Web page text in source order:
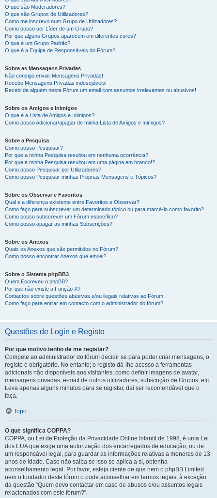
O que são Moderadores?
O que são Grupos de Utilizadores?
Como me inscrevo num Grupo de Utilizadores?
Como posso ser Líder de um Grupo?
Por que alguns Grupos aparecem em diferentes cores?
O que é um Grupo Padrão?
O que é a Equipa de Responsáveis do Fórum?
Sobre as Mensagens Privadas
Não consigo enviar Mensagens Privadas!
Recebo Mensagens Privadas indesejáveis!
Recebi de alguém neste Fórum um email com assuntos irrelevantes ou abusivos!
Sobre os Amigos e Inimigos
O que é a Lista de Amigos e Inimigos?
Como posso Adicionar/apagar de minha Lista de Amigos e Inimigos?
Sobre a Pesquisa
Como posso Pesquisar?
Por que a minha Pesquisa resultou em nenhuma ocorrência?
Por que a minha Pesquisa resultou em uma página em branco!?
Como posso Pesquisar por Utilizadores?
Como posso Pesquisar minhas Próprias Mensagens e Tópicos?
Sobre os Observar e Favoritos
Qual é a diferença existente entre Favoritos e Observar?
Como faço para subscrever um determinado tópico ou para marcá-lo como favorito?
Como posso subscrever um Fórum específico?
Como posso apagar as minhas Subscrições?
Sobre os Anexos
Quais os Anexos que são permitidos no Fórum?
Como posso encontrar Anexos que enviei?
Sobre o Sistema phpBB3
Quem Escreveu o phpBB?
Por que não existe a Função X?
Contactos sobre questões abusivas e/ou ilegais relativas ao Fórum.
Como faço para entrar em contacto com o administrador do fórum?
Questões de Login e Registo
Por que motivo tenho de me registar?
Compete ao administrador do fórum decidir se para poder criar mensagens, o
registo é obrigatório. No entanto; o registo dá-lhe acesso a ferramentas
adicionais não disponíveis aos visitantes, como definir imagens de avatar,
mensagens privadas, e-mail de outros utilizadores, subscrição de Grupos, etc.
Leva apenas alguns minutos para se registar, daí ser recomendável que o
faça.
Topo
O que significa COPPA?
COPPA, ou Lei de Proteção da Privacidade Online Infantil de 1998, é uma Lei
dos EUA que exige uma autorização dos encarregados de educação, ou de
um responsável legal, para guardar as informações relativas a menores de 13
anos de idade. Caso não saiba se isso se aplica a si, obtenha
aconselhamento legal. Por favor, esteja ciente de que nem o phpBB Limited
nem o fundador deste fórum o pode aconselhar em termos legais, à exceção
da questão “Quem devo contactar em caso de abusos e/ou assuntos legais
relacionados com este fórum?”.